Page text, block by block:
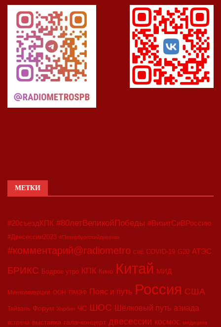
МЕТКИ
#20съездКПК #80летВеликойПобеды #ВизитСиВРоссию
#Двесессии2023 #Петербургскийдневник
#комментарий@radiometro CIIE COVID-19 G20 АТЭС
БРИКС Бодрое утро КПК Кино Китай МИД
Минкоммерции ООН ПМЭФ Пояс и путь Россия США
Тайвань Форум Харбин ЧС ШОС Шёлковый путь азиада
встреча выставка гала-концерт двесессии космос медицина